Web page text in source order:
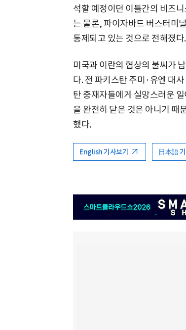
석할 예정이던 이틀간의 비즈
는 물론, 파이자바드 버스터미
통제되고 있는 것으로 전해졌다.
미국과 이란의 협상의 불씨가
다. 전 파키스탄 주미·유엔 대
탄 중재자들에게 실망스러운
을 완전히 닫은 것은 아니기 때
했다.
English 기사보기 日本語